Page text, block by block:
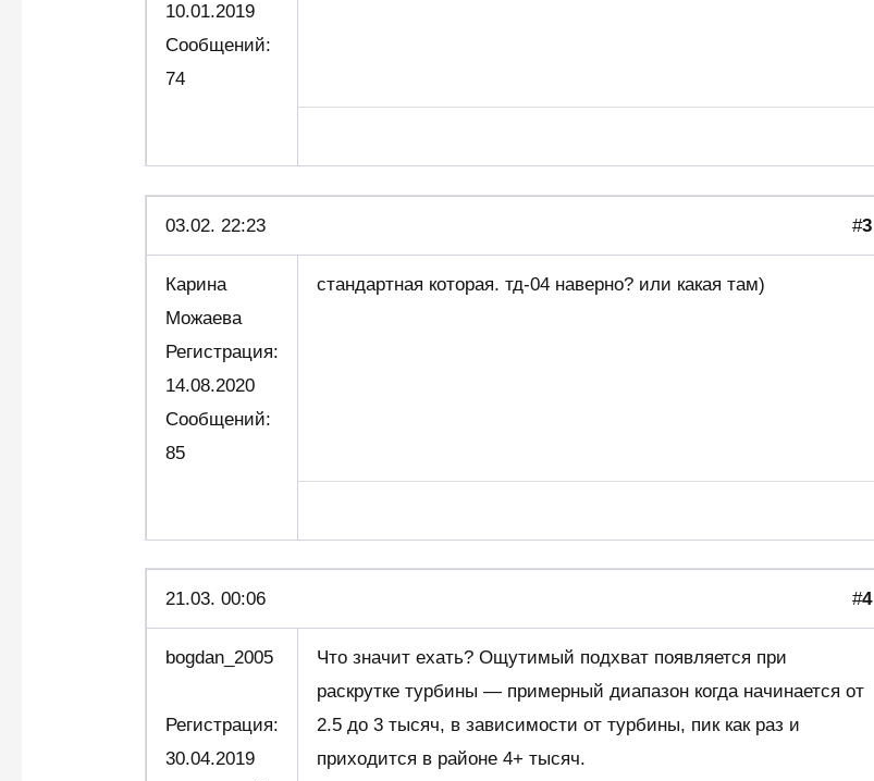
10.01.2019
Сообщений:
74
03.02. 22:23 #3
Карина
Можаева
Регистрация:
14.08.2020
Сообщений:
85
стандартная которая. тд-04 наверно? или какая там)
21.03. 00:06 #4
bogdan_2005
Регистрация:
30.04.2019
Что значит ехать? Ощутимый подхват появляется при
раскрутке турбины — примерный диапазон когда начинается от
2.5 до 3 тысяч, в зависимости от турбины, пик как раз и
приходится в районе 4+ тысяч.